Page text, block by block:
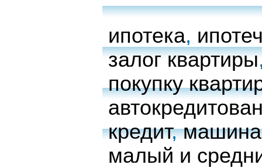
ипотека,
залог квартиры
покупку
кредит,машина
малый и